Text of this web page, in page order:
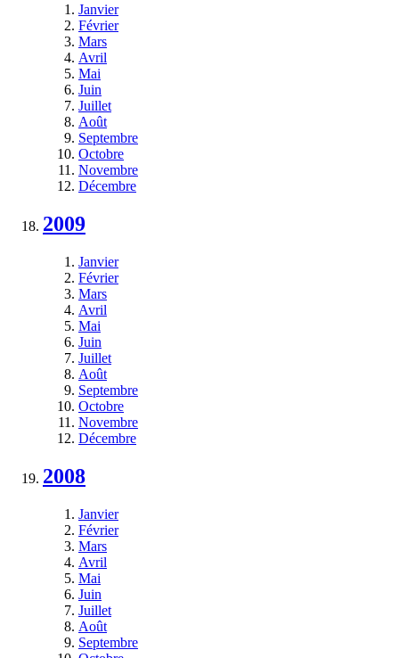
Janvier
Février
Mars
Avril
Mai
Juin
Juillet
Août
Septembre
Octobre
Novembre
Décembre
2009
Janvier
Février
Mars
Avril
Mai
Juin
Juillet
Août
Septembre
Octobre
Novembre
Décembre
2008
Janvier
Février
Mars
Avril
Mai
Juin
Juillet
Août
Septembre